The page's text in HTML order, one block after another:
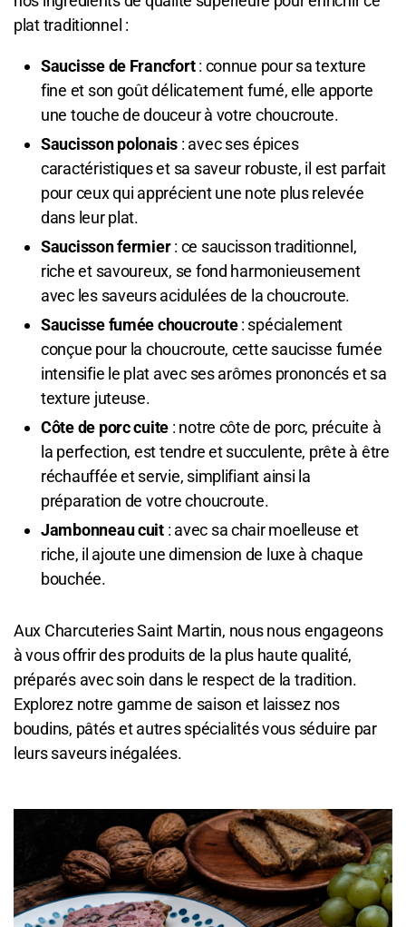
plat traditionnel :
Saucisse de Francfort: connue pour sa texture
fine et son goût délicatement fumé, elle apporte
une touche de douceur à votre choucroute.
Saucisson polonais : avec ses épices
caractéristiques et sa saveur robuste, il est parfait
pour ceux qui apprécient une note plus relevée
dans leur plat.
Saucisson fermier: ce saucisson traditionnel,
riche et savoureux, se fond harmonieusement
avec les saveurs acidulées de la choucroute.
Saucisse fumée choucroute: spécialement
conçue pour la choucroute, cette saucisse fumée
intensifie le plat avec ses arômes prononcés et sa
texture juteuse.
Côte de porc cuite : notre côte de porc, précuite à
la perfection, est tendre et succulente, prête à être
réchauffée et servie, simplifiant ainsi la
préparation de votre choucroute.
Jambonneau cuit: avec sa chair moelleuse et
riche, il ajoute une dimension de luxe à chaque
bouchée.
Aux Charcuteries Saint Martin, nous nous engageons
à vous offrir des produits de la plus haute qualité,
préparés avec soin dans le respect de la tradition.
Explorez notre gamme de saison et laissez nos
boudins, pâtés et autres spécialités vous séduire par
leurs saveurs inégalées.